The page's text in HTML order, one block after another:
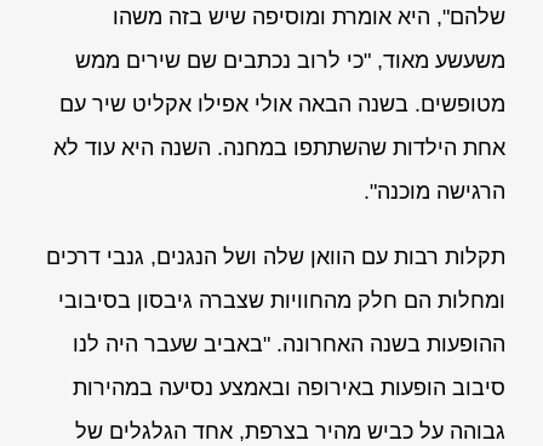
שלהם", היא אומרת ומוסיפה שיש בזה משהו
משעשע מאוד, "כי לרוב נכתבים שם שירים ממש
מטופשים. בשנה הבאה אולי אפילו אקליט שיר עם
אחת הילדות שהשתתפו במחנה. השנה היא עוד לא
הרגישה מוכנה".
תקלות רבות עם הוואן שלה ושל הנגנים, גנבי דרכים
ומחלות הם חלק מהחוויות שצברה גיבסון בסיבובי
ההופעות בשנה האחרונה. "באביב שעבר היה לנו
סיבוב הופעות באירופה ובאמצע נסיעה במהירות
גבוהה על כביש מהיר בצרפת, אחד הגלגלים של